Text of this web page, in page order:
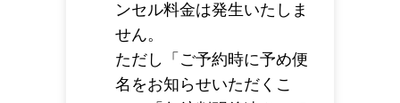
ンセル料金は発生いたしま
せん。
ただし「ご予約時に予め便
名をお知らせいただくこ